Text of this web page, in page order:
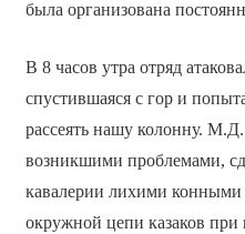
была организована
В 8 часов утра отряд
спустившаяся с гор и
рассеять нашу колонну.
возникшими проблемами,
кавалерии лихими конными
окружной цепи казаков при